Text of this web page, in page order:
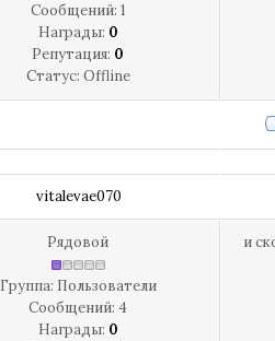
Сообщений: 1
Награды: 0
Репутация: 0
Статус: Offline
vitalevae070
Рядовой
Группа: Пользователи
Сообщений: 4
Награды: 0
и